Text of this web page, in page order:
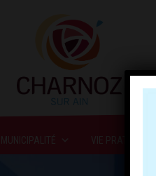
MUNICIPALITÉ VIE PRATIQUE